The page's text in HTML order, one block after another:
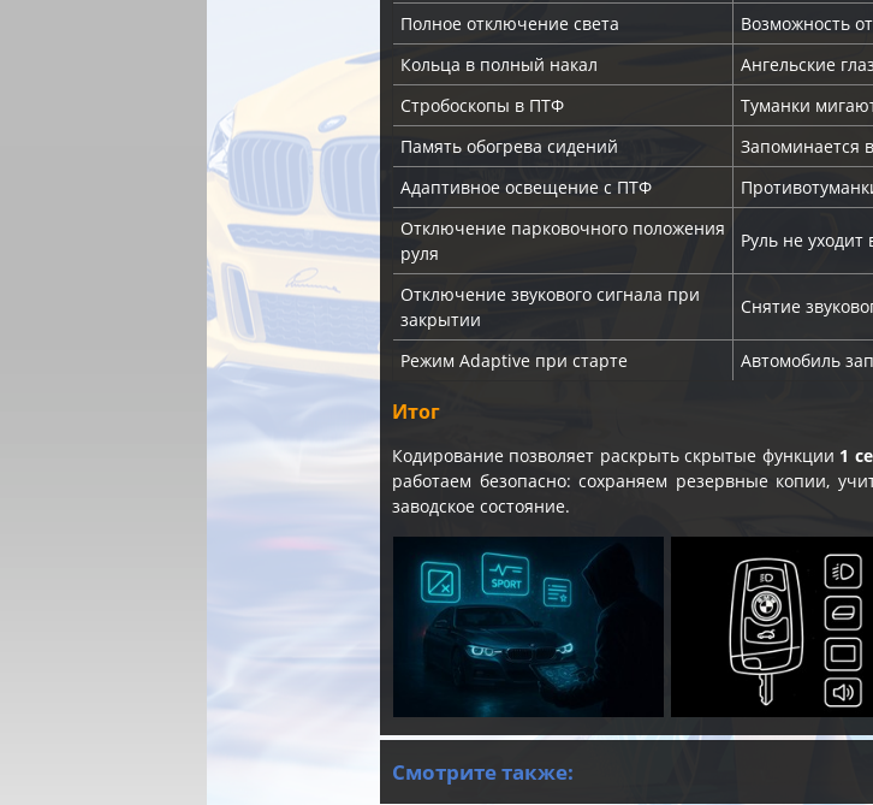
Полное отключение света
Возможность
Кольца в полный накал
Ангельские
Стробоскопы в ПТФ
Туманки
Память обогрева сидений
Запоминается
Адаптивное освещение с ПТФ
Отключение парковочного положения
руля
Руль не
Отключение звукового сигнала при
закрытии
Снятие
Режим Adaptive при старте Автомобиль
Итог
Кодирование позволяет раскрыть скрытые функции 1
работаем безопасно: сохраняем резервные копии,
заводское состояние.
Смотрите также: